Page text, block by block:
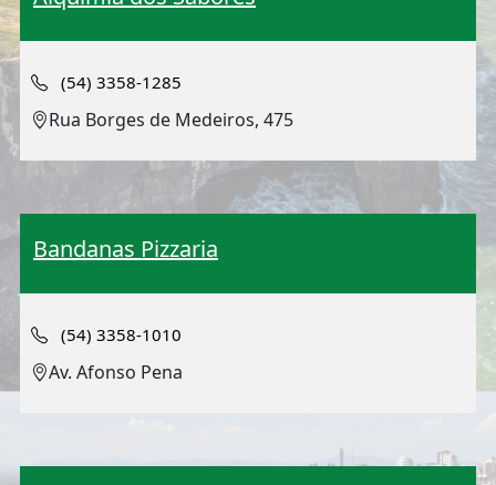
(54) 3358-1285
Rua Borges de Medeiros, 475
Bandanas Pizzaria
(54) 3358-1010
Av. Afonso Pena